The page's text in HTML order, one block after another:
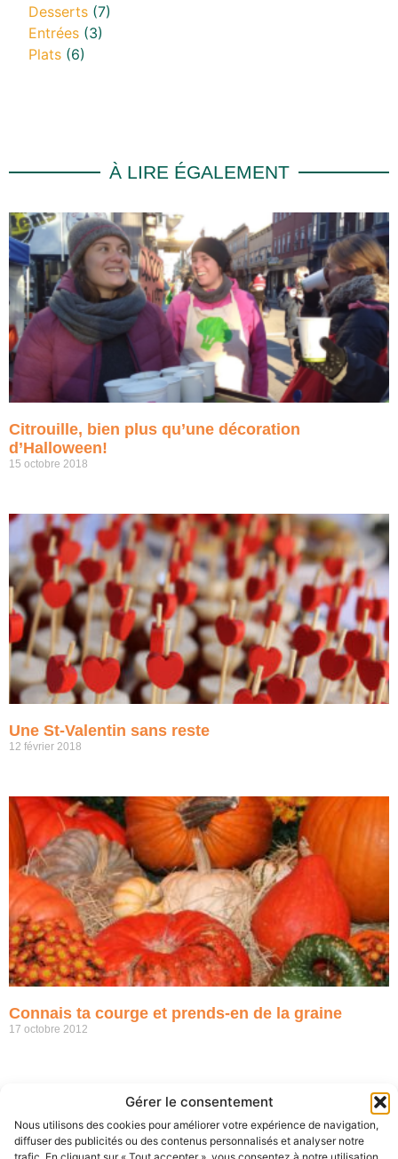
Gérer le consentement
Nous utilisons des cookies pour améliorer votre expérience de navigation,
diffuser des publicités ou des contenus personnalisés et analyser notre
Desserts (7)
Entrées (3)
Plats (6)
À LIRE ÉGALEMENT
Citrouille, bien plus qu’une décoration
d’Halloween!
15 octobre 2018
Une St-Valentin sans reste
12 février 2018
Connais ta courge et prends-en de la graine
17 octobre 2012